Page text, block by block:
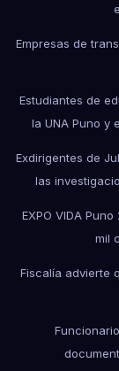
Empresas de
Estudiantes de
la UNA Puno y
Exdirigentes de
las
EXPO VIDA
mil
Fiscalía advierte